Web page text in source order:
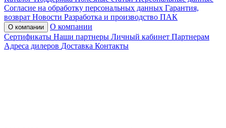
Согласие на обработку персональных данных Гарантия,
возврат Новости Разработка и производство ПАК
О компании
О компании
Сертификаты Наши партнеры Личный кабинет Партнерам
Адреса дилеров Доставка Контакты